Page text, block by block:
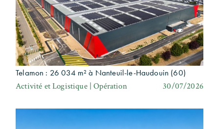
Telamon : 26 034 m² à Nanteuil-le-Haudouin (60)
Activité et Logistique | Opération 30/07/2026